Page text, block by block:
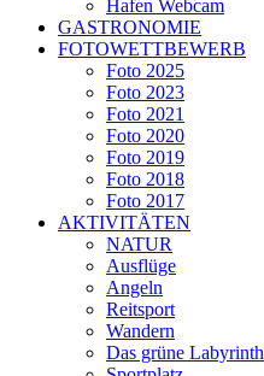
Hafen Webcam
GASTRONOMIE
FOTOWETTBEWERB
Foto 2025
Foto 2023
Foto 2021
Foto 2020
Foto 2019
Foto 2018
Foto 2017
AKTIVITÄTEN
NATUR
Ausflüge
Angeln
Reitsport
Wandern
Das grüne Labyrinth